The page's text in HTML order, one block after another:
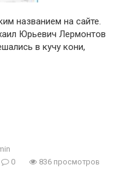
названием на сайте.
Юрьевич Лермонтов
в кучу кони,
0
836 просмотров